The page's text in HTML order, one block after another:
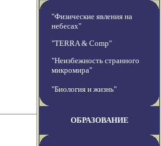
"Физические явления на
небесах"
"TERRA & Comp"
"Неизбежность странного
микромира"
"Биология и жизнь"
ОБРАЗОВАНИЕ